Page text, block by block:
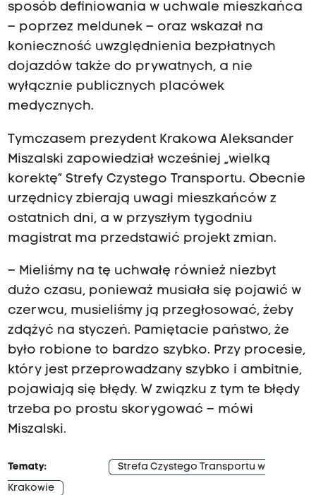
sposób definiowania w uchwale mieszkańca
– poprzez meldunek – oraz wskazał na
konieczność uwzględnienia bezpłatnych
dojazdów także do prywatnych, a nie
wyłącznie publicznych placówek
medycznych.
Tymczasem prezydent Krakowa Aleksander
Miszalski zapowiedział wcześniej „wielką
korektę” Strefy Czystego Transportu. Obecnie
urzędnicy zbierają uwagi mieszkańców z
ostatnich dni, a w przyszłym tygodniu
magistrat ma przedstawić projekt zmian.
– Mieliśmy na tę uchwałę również niezbyt
dużo czasu, ponieważ musiała się pojawić w
czerwcu, musieliśmy ją przegłosować, żeby
zdążyć na styczeń. Pamiętacie państwo, że
było robione to bardzo szybko. Przy procesie,
który jest przeprowadzany szybko i ambitnie,
pojawiają się błędy. W związku z tym te błędy
trzeba po prostu skorygować – mówi
Miszalski.
Tematy:
Strefa Czystego Transportu w
Krakowie